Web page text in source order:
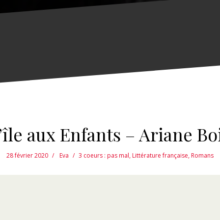
aux Enfants – Ariane
28 février 2020 Eva 3 coeurs : pas mal,Littérature française,Romans